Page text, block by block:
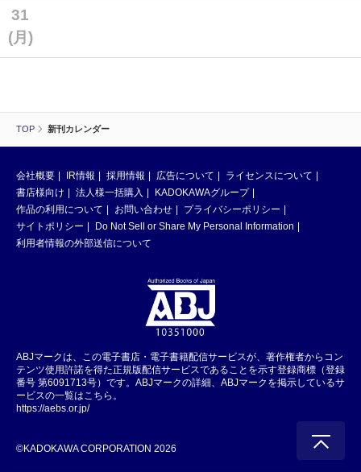
TOP 新刊カレンダー
31
(月)
会社概要 IR情報 採用情報 広告について
ライセンスについて
書店様向け
法人様一括購入
KADOKAWAグループ
作品の利用について
お問い合わせ
プライバシーポリシー
サイトポリシー
Do Not Sell or Share My Personal Information
利用者情報の外部送信について
ABJマークは、この電子書店・電子書籍配信サービスが、著作権者からコン
テンツ使用許諾を得た正規版配信サービスであることを示す登録商標（登録
番号 第6091713号）です。ABJマークの詳細、ABJマークを掲示しているサ
ービスの一覧はこちら。
https://aebs.or.jp/
©KADOKAWA CORPORATION 2026